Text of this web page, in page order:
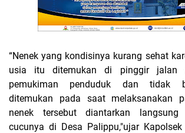
“Nenek yang kondisinya kurang sehat
usia itu ditemukan di pinggir jalan
pemukiman penduduk dan tidak
ditemukan pada saat melaksanakan
nenek tersebut diantarkan
cucunya di Desa Palippu,"ujar